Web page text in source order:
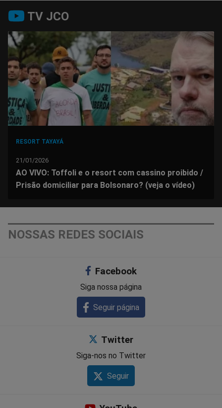
Compartilhar
no
Facebook
no
Whatsapp
no
Twitter
no
Messenger
no
Telegram
no
TV JCO
RESORT TAYAYÁ
21/01/2026
AO VIVO: Toffoli e o resort com cassino proibido /
Prisão domiciliar para Bolsonaro? (veja o vídeo)
NOSSAS REDES SOCIAIS
Facebook
Siga nossa página
Seguir página
Twitter
Siga-nos no Twitter
Seguir